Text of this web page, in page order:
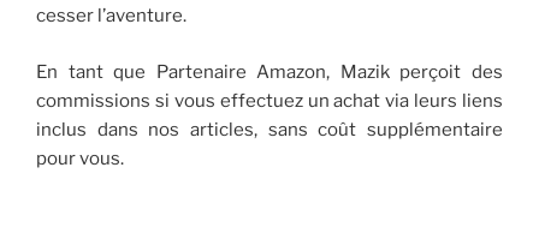
cesser l’aventure.
En tant que Partenaire Amazon, Mazik perçoit des
commissions si vous effectuez un achat via leurs liens
inclus dans nos articles, sans coût supplémentaire
pour vous.